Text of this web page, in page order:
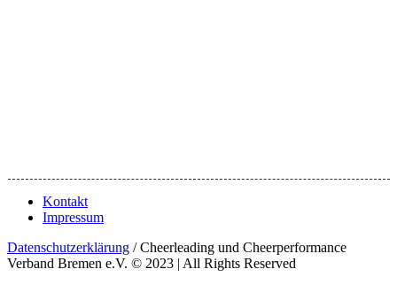
Kontakt
Impressum
Datenschutzerklärung / Cheerleading und Cheerperformance
Verband Bremen e.V. © 2023 | All Rights Reserved